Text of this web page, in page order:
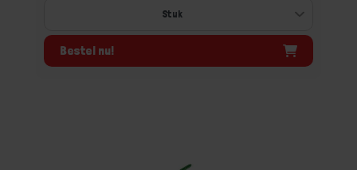
Bestel nu!